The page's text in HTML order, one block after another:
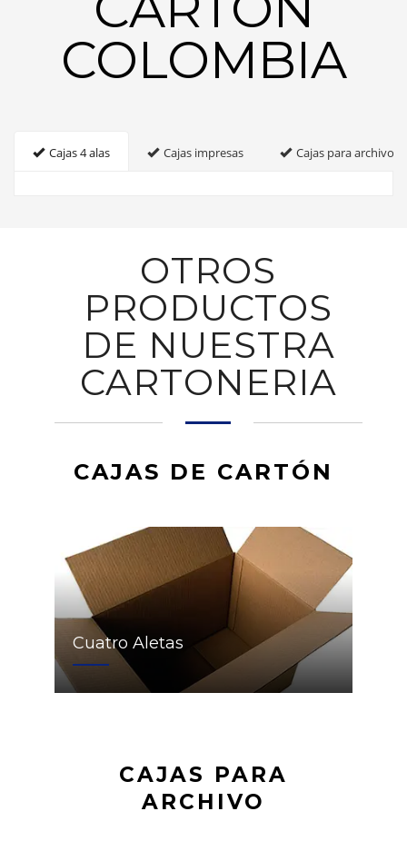
COLOMBIA
Cajas 4 alas Cajas impresas Cajas para archivo
OTROS
PRODUCTOS
DE NUESTRA
CARTONERIA
CAJAS DE CARTÓN
Cuatro Aletas
CAJAS PARA
ARCHIVO